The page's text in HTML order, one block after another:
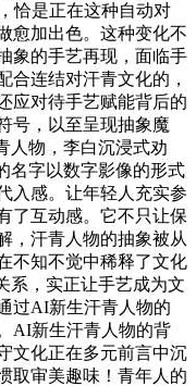
恰是正在这种自动对
愈加出色。这种变化不
象的手艺再现，面临手
合连结对汗青文化的，
应对待手艺赋能背后的
号，以至呈现抽象魔
人物，李白沉浸式劝
字以数字影像的形式
入感。让年轻人充实参
了互动感。它不只让保
，汗青人物的抽象被从
不知不觉中稀释了文化
系，实正让手艺成为文
过AI新生汗青人物的
AI新生汗青人物的背
文化正在多元前言中沉
取审美趣味！青年人的